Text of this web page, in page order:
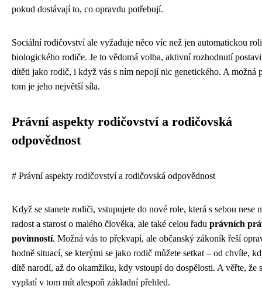
pokud dostávají to, co opravdu potřebují.
Sociální rodičovství ale vyžaduje něco víc než jen automatickou roli
biologického rodiče. Je to vědomá volba, aktivní rozhodnutí
dítěti jako rodič, i když vás s ním nepojí nic genetického. A možná
tom je jeho největší síla.
Právní aspekty rodičovství a rodičovská
odpovědnost
# Právní aspekty rodičovství a rodičovská odpovědnost
Když se stanete rodiči, vstupujete do nové role, která s sebou nese
radost a starost o malého člověka, ale také celou řadu právních
povinností. Možná vás to překvapí, ale občanský zákoník řeší
hodně situací, se kterými se jako rodič můžete setkat – od chvíle,
dítě narodí, až do okamžiku, kdy vstoupí do dospělosti. A věřte, že
vyplatí v tom mít alespoň základní přehled.